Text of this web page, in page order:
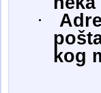
·
kog